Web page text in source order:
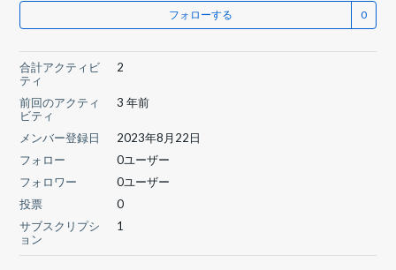
フォローする
合計アクティビ
ティ
2
前回のアクティ
ビティ
3 年前
メンバー登録日
2023年8月22日
フォロー
0ユーザー
フォロワー
0ユーザー
投票
0
サブスクリプシ
ョン
1